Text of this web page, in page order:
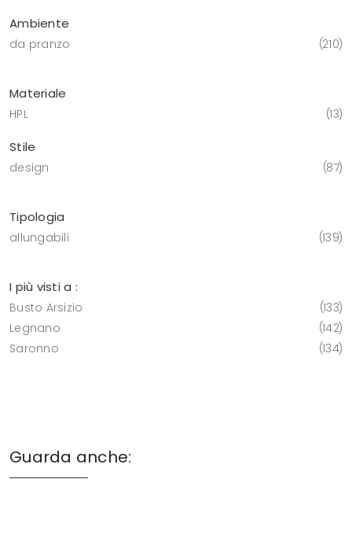
Ambiente
da pranzo 210
Materiale
HPL 13
Stile
design 87
Tipologia
allungabili 139
I più visti a :
Busto Arsizio
133
Legnano
142
Saronno
134
Guarda anche: